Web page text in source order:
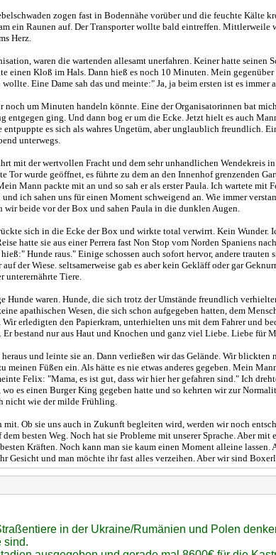
zogen fast in Bodennähe vorüber und die feuchte
ein Raunen auf. Der Transporter wollte bald eintreffen.
Herz.
waren die wartenden allesamt unerfahren. Keiner hatte
einen Kloß im Hals. Dann hieß es noch 10 Minuten. Mein
Eine Dame sah das und meinte:" Ja, ja beim ersten ist es immer
um Minuten handeln könnte. Eine der Organisatorinnen bat
entgegen ging. Und dann bog er um die Ecke. Jetzt hielt es auch
entpuppte es sich als wahres Ungetüm, aber unglaublich
unterwegs.
mit der wertvollen Fracht und dem sehr unhandlichen Wendekreis
wurde geöffnet, es führte zu dem an den Innenhof grenzenden
Mann packte mit an und so sah er als erster Paula. Ich wartete
ich sahen uns für einen Moment schweigend an. Wie immer
beide vor der Box und sahen Paula in die dunklen Augen.
sich in die Ecke der Box und wirkte total verwirrt. Kein
hatte sie aus einer Perrera fast Non Stop vom Norden Spaniens
Hunde raus." Einige schossen auch sofort hervor, andere
der Wiese. seltsamerweise gab es aber kein Gekläff oder gar
unterernährte Tiere.
Hunde waren. Hunde, die sich trotz der Umstände freundlich
apathischen Wesen, die sich schon aufgegeben hatten, dem
erledigten den Papierkram, unterhielten uns mit dem Fahrer und
bestand nur aus Haut und Knochen und ganz viel Liebe. Liebe für
und leinte sie an. Dann verließen wir das Gelände. Wir
Füßen ein. Als hätte es nie etwas anderes gegeben. Mein
Felix: "Mama, es ist gut, dass wir hier her gefahren sind." Ich
es einen Burger King gegeben hatte und so kehrten wir zur
nicht wie der milde Frühling.
Ob sie uns auch in Zukunft begleiten wird, werden wir noch
besten Weg. Noch hat sie Probleme mit unserer Sprache. Aber
Kräften. Noch kann man sie kaum einen Moment alleine
und man möchte ihr fast alles verzeihen. Aber wir sind
in der Ukraine/Rumänien und Polen
sind.